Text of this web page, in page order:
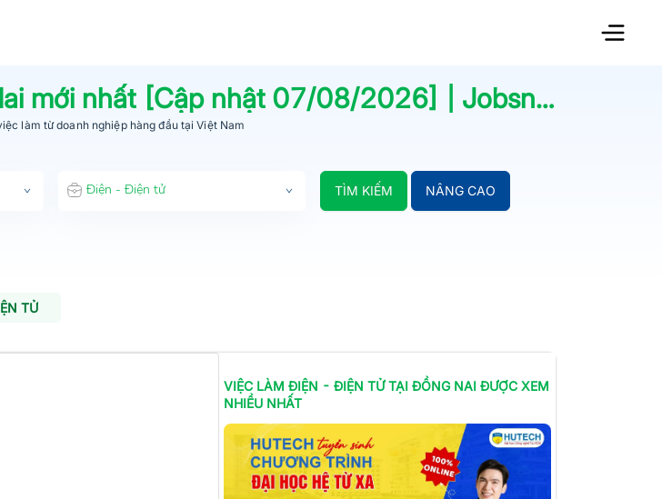
mới nhất [Cập nhật 07/08/2026] | Jobsnew.vn
làm từdoanh nghiệp hàng đầutại Việt Nam
Điện - Điện tử TÌM KIẾM NÂNG CAO
TỬ
VIỆC LÀM ĐIỆN - ĐIỆN TỬTẠI ĐỒNG NAI ĐƯỢC XEM
NHIỀU NHẤT